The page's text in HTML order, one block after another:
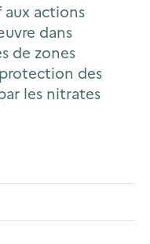
actions
dans
de zones
des
les nitrates